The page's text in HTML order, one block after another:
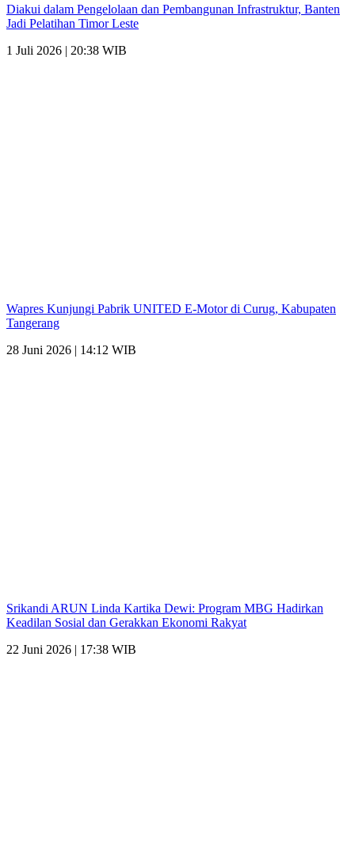
Diakui dalam Pengelolaan dan Pembangunan Infrastruktur, Banten
Jadi Pelatihan Timor Leste
1 Juli 2026 | 20:38 WIB
Wapres Kunjungi Pabrik UNITED E-Motor di Curug, Kabupaten
Tangerang
28 Juni 2026 | 14:12 WIB
Srikandi ARUN Linda Kartika Dewi: Program MBG Hadirkan
Keadilan Sosial dan Gerakkan Ekonomi Rakyat
22 Juni 2026 | 17:38 WIB